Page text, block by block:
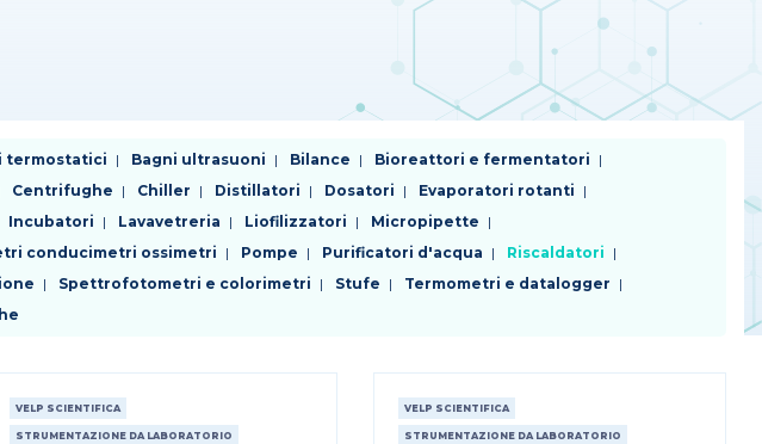
termostatici Bagni ultrasuoni Bilance
Bioreattori e fermentatori
Centrifughe Chiller Distillatori Dosatori
Evaporatori rotanti
Incubatori Lavavetreria Liofilizzatori
Micropipette
conducimetri ossimetri Pompe Purificatori d'acqua
Riscaldatori
Spettrofotometri e colorimetri Stufe
Termometri e datalogger
VELP SCIENTIFICA
STRUMENTAZIONE DA LABORATORIO
VELP SCIENTIFICA
STRUMENTAZIONE DA LABORATORIO